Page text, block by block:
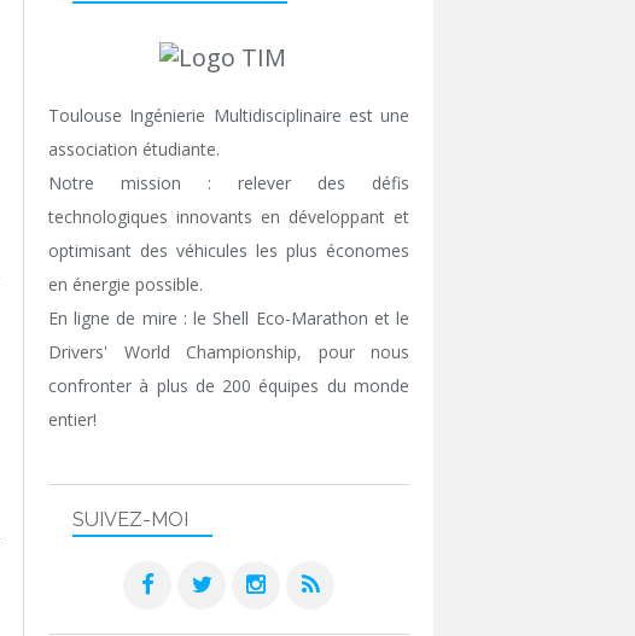
SUIVEZ-MOI
Toulouse Ingénierie Multidisciplinaire est une
association étudiante.
Notre mission : relever des défis
technologiques innovants en développant et
optimisant des véhicules les plus économes
en énergie possible.
En ligne de mire : le Shell Eco-Marathon et le
Drivers' World Championship, pour nous
confronter à plus de 200 équipes du monde
entier!